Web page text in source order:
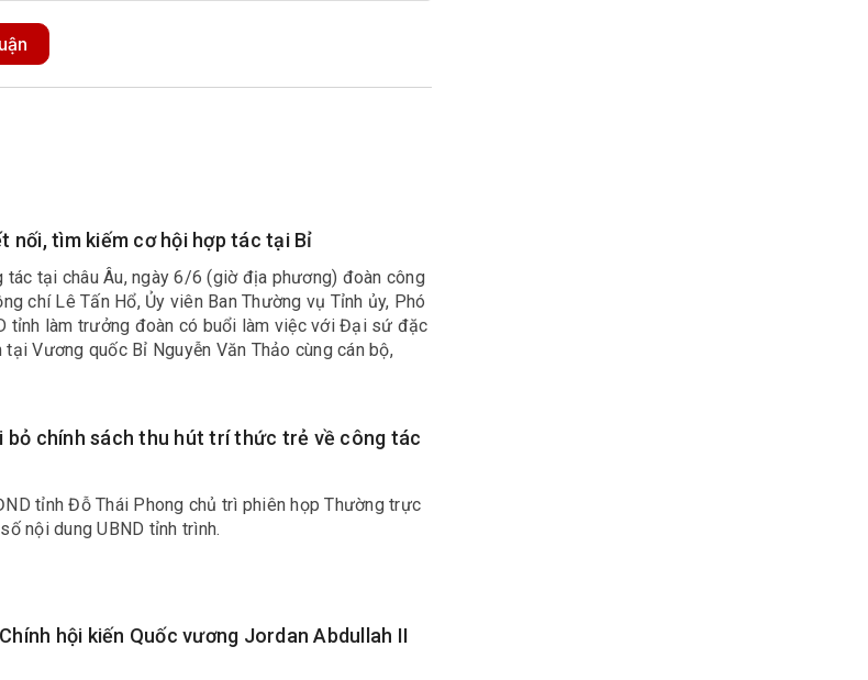
nối, tìm kiếm cơ hội hợp tác tại Bỉ
tác tại châu Âu, ngày 6/6 (giờ địa phương) đoàn công
chí Lê Tấn Hổ, Ủy viên Ban Thường vụ Tỉnh ủy, Phó
tỉnh làm trưởng đoàn có buổi làm việc với Đại sứ đặc
tại Vương quốc Bỉ Nguyễn Văn Thảo cùng cán bộ,
bỏ chính sách thu hút trí thức trẻ về công tác
tỉnh Đỗ Thái Phong chủ trì phiên họp Thường trực
nội dung UBND tỉnh trình.
hội kiến Quốc vương Jordan Abdullah II